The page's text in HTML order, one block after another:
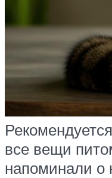
все вещи
напоминали о